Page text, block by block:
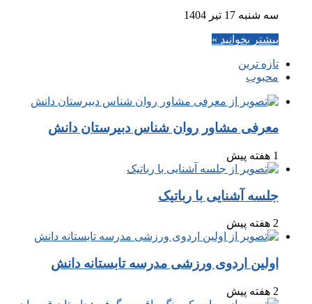
سه شنبه 17 تیر 1404
بیشتر بخوانید »
تازه ترین
محبوب
معرفی مشاور روان شناس دبیرستان دانش
1 هفته پیش
جلسه آشنایی با رباتیک
2 هفته پیش
اولین اردوی ورزشی مدرسه تابستانه دانش
2 هفته پیش